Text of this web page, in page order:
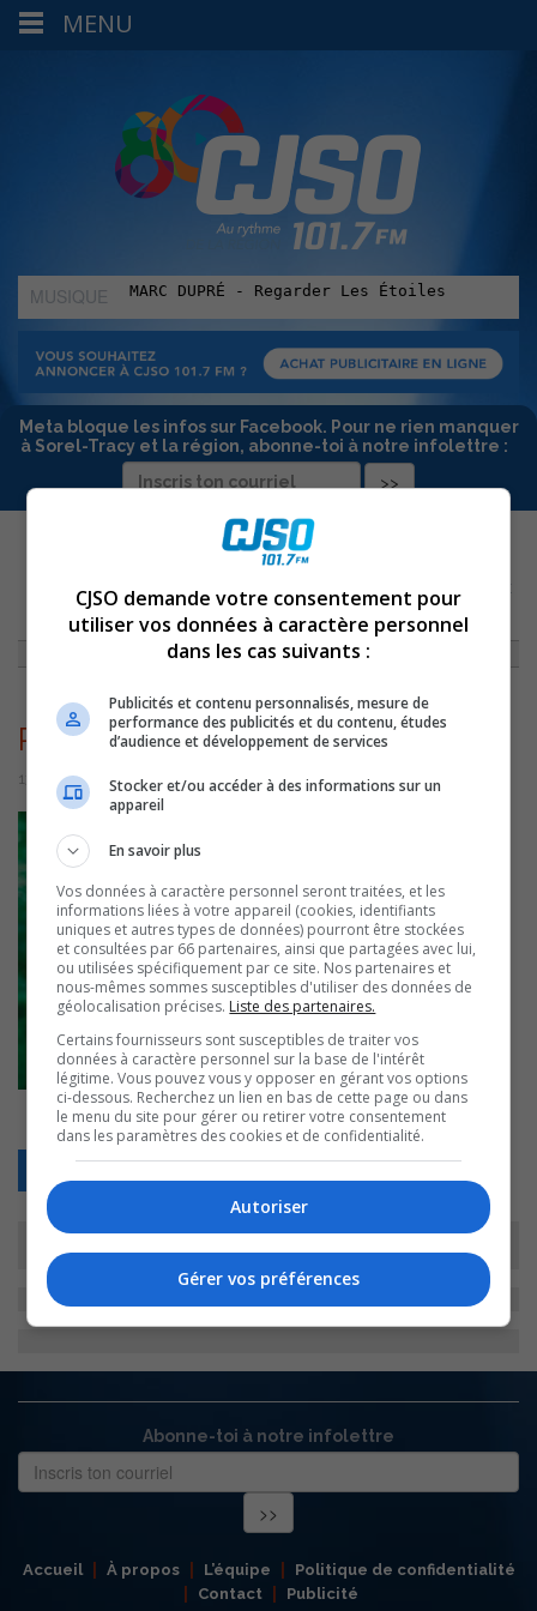
MUSIQUE
:
Meta bloque les infos sur Facebook. Pour ne rien manquer
à Sorel-Tracy et la région, abonne-toi à notre infolettre :
ACCUEIL»ACTUALITÉS »
PATRICK PÉLOQUIN FAIT DE LA PROTECTION DE
L’ENVIRONNEMENT SON PREMIER ENGAGEMENT MAJEUR »
PATRICKPÉLOQUINENVIRONNEMENT
PatrickPéloquinEnvironnement
13 octobre 2022 | Par Sylvain Rochon
Abonne-toi à notre infolettre
Accueil À propos L’équipe
Politique de confidentialité
Contact
Publicité
MENU
CJSO demande votre consentement pour
utiliser vos données à caractère personnel
dans les cas suivants :
Publicités et contenu personnalisés, mesure de
performance des publicités et du contenu, études
d’audience et développement de services
Stocker et/ou accéder à des informations sur un
appareil
En savoir plus
Vos données à caractère personnel seront traitées, et les
informations liées à votre appareil (cookies, identifiants
uniques et autres types de données) pourront être stockées
et consultées par 66 partenaires, ainsi que partagées avec lui,
ou utilisées spécifiquement par ce site. Nos partenaires et
nous-mêmes sommes susceptibles d'utiliser des données de
géolocalisation précises. Liste des partenaires.
Certains fournisseurs sont susceptibles de traiter vos
données à caractère personnel sur la base de l'intérêt
légitime. Vous pouvez vous y opposer en gérant vos options
ci-dessous. Recherchez un lien en bas de cette page ou dans
le menu du site pour gérer ou retirer votre consentement
dans les paramètres des cookies et de confidentialité.
Autoriser
Gérer vos préférences